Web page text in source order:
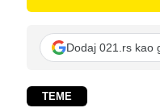
Dodaj 021.rs kao
TEME